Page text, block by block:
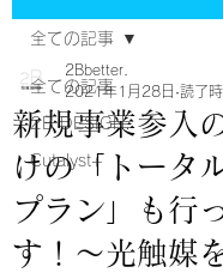
全ての記事
2B DESIGN.
Cutalyst+
全ての記事
新規事業参入
けの「トータ
プラン」も行
す！〜光触媒
2Bbetter.
2021年1月28日 読了